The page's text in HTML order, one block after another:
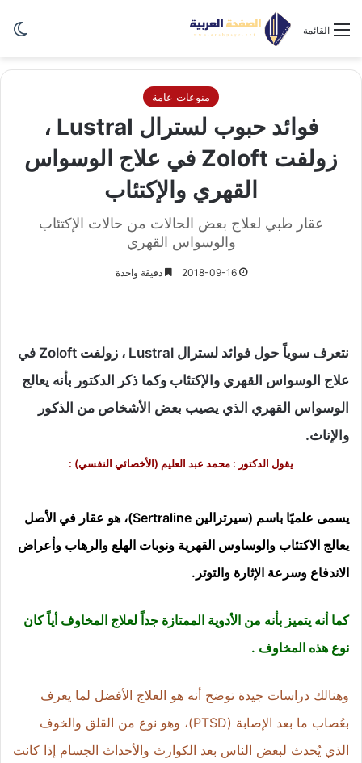
القائمة
منوعات عامة
فوائد حبوب لسترال Lustral ،
زولفت Zoloft في علاج الوسواس
القهري والإكتئاب
عقار طبي لعلاج بعض الحالات من حالات الإكتئاب
والوسواس القهري
2018-09-16 دقيقة واحدة
نتعرف سوياً حول فوائد لسترال Lustral ، زولفت Zoloft في
علاج الوسواس القهري والإكتئاب وكما ذكر الدكتور بأنه يعالج
الوسواس القهري الذي يصيب بعض الأشخاص من الذكور
والإناث.
يقول الدكتور : محمد عبد العليم (الأخصائي النفسي) :
يسمى علميًا باسم (سيرترالين Sertraline)، هو عقار في الأصل
يعالج الاكتئاب والوساوس القهرية ونوبات الهلع والرهاب وأعراض
الاندفاع وسرعة الإثارة والتوتر.
كما أنه يتميز بأنه من الأدوية الممتازة جداً لعلاج المخاوف أياً كان
نوع هذه المخاوف .
وهنالك دراسات جيدة توضح أنه هو العلاج الأفضل لما يعرف
بعُصاب ما بعد الإصابة (PTSD)، وهو نوع من القلق والخوف
الذي يُحدث لبعض الناس بعد الكوارث والأحداث الجسام إذا كانت